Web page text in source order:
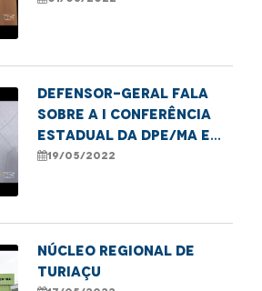
Defensor-geral fala
sobre a I Conferência
Estadual da DPE/MA e
destaca avanços e
19/05/2022
NÚCLEO REGIONAL DE
TURIAÇU